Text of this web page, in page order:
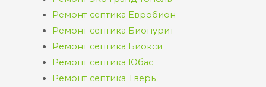
Ремонт септика Евробион
Ремонт септика Биопурит
Ремонт септика Биокси
Ремонт септика Юбас
Ремонт септика Тверь